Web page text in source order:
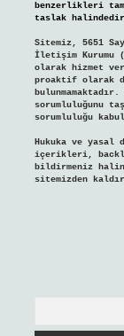
benzerlikleri
taslak
Sitemiz, 5651
İletişim Kurumu
olarak hizmet
proaktif olarak
sorumluluğunu
sorumluluğu
Hukuka ve yasal
içerikleri,
bildirmeniz
sitemizden